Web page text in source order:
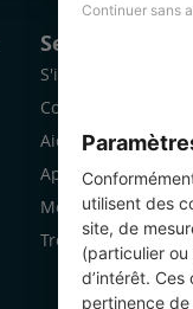
Continuer sans
utilisent des
site, de
(particulier
d’intérêt.
pertinence
Services Pro
S'inscrire
Comment ça
Aide
Application Mobile
Mon espace
Trouver des